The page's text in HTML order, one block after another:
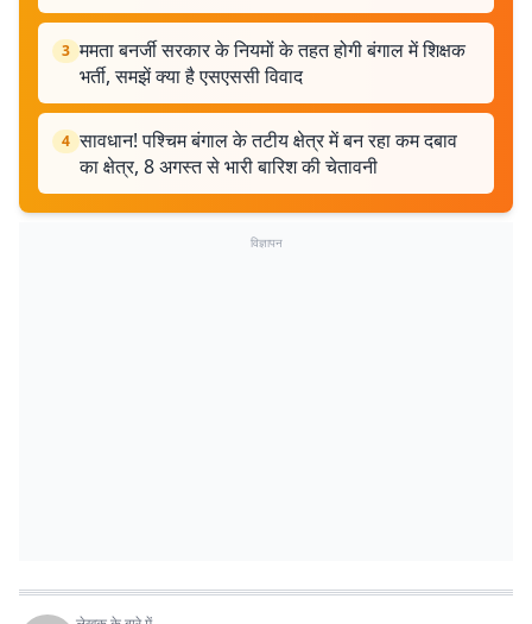
3 ममता बनर्जी सरकार के नियमों के तहत होगी बंगाल में शिक्षक
भर्ती, समझें क्या है एसएससी विवाद
4 सावधान! पश्चिम बंगाल के तटीय क्षेत्र में बन रहा कम दबाव
का क्षेत्र, 8 अगस्त से भारी बारिश की चेतावनी
विज्ञापन